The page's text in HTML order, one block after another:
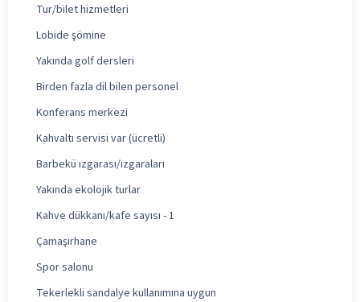
Tur/bilet hizmetleri
Lobide şömine
Yakında golf dersleri
Birden fazla dil bilen personel
Konferans merkezi
Kahvaltı servisi var (ücretli)
Barbekü ızgarası/ızgaraları
Yakında ekolojik turlar
Kahve dükkanı/kafe sayısı - 1
Çamaşırhane
Spor salonu
Tekerlekli sandalye kullanımına uygun